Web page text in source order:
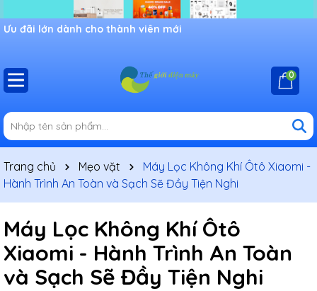
Ưu đãi lớn dành cho thành viên mới
0
Trang chủ Mẹo vặt
Máy Lọc Không Khí Ôtô Xiaomi -
Hành Trình An Toàn và Sạch Sẽ Đầy Tiện Nghi
Máy Lọc Không Khí Ôtô
Xiaomi - Hành Trình An Toàn
và Sạch Sẽ Đầy Tiện Nghi